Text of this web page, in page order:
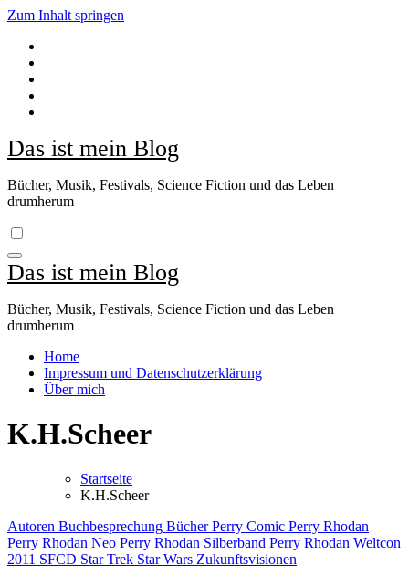
Zum Inhalt springen
Das ist mein Blog
Bücher, Musik, Festivals, Science Fiction und das Leben
drumherum
Das ist mein Blog
Bücher, Musik, Festivals, Science Fiction und das Leben
drumherum
Home
Impressum und Datenschutzerklärung
Über mich
K.H.Scheer
Startseite
K.H.Scheer
Autoren Buchbesprechung BücherPerry Comic Perry Rhodan
Perry Rhodan Neo Perry Rhodan Silberband Perry Rhodan Weltcon
2011 SFCD Star Trek Star Wars Zukunftsvisionen